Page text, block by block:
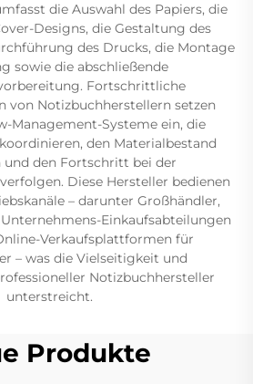
die Auswahl des Papiers, die
Designs, die Gestaltung des
des Drucks, die Montage
sowie die abschließende
Fortschrittliche
von Notizbuchherstellern setzen
Management-Systeme ein, die
den Materialbestand
und den Fortschritt bei der
Diese Hersteller bedienen
– darunter Großhändler,
Einkaufsabteilungen
Verkaufsplattformen für
– was die Vielseitigkeit und
Notizbuchhersteller
unterstreicht.
Produkte